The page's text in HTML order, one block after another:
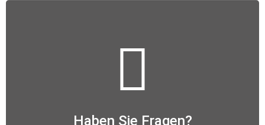
Haben Sie Fragen?